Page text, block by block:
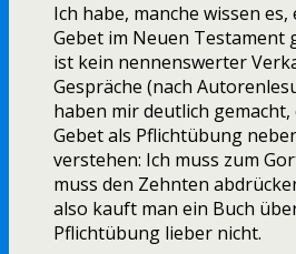
Ich habe, manche wissen
Gebet im Neuen Testament
ist kein nennenswerter
Gespräche (nach
haben mir deutlich gemacht,
Gebet als Pflichtübung
verstehen: Ich muss zum
muss den Zehnten
also kauft man ein Buch
Pflichtübung lieber nicht.